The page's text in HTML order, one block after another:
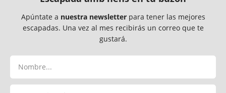
Apúntate a nuestra newsletterpara tener las mejores
escapadas. Una vez al mes recibirás un correo que te
gustará.